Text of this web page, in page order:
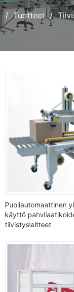
Tuotteet
Puoliautomaattinen
käyttö
tiivistyslaitteet